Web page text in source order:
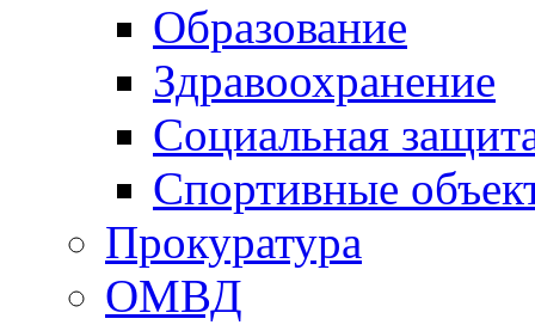
Образование
Здравоохранение
Социальная
Спортивные
Прокуратура
ОМВД